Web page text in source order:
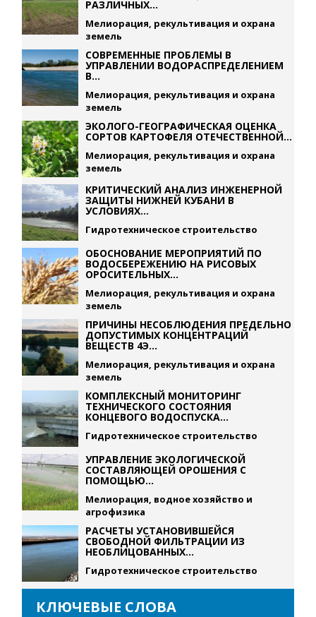
РАЗЛИЧНЫХ...
Мелиорация, рекультивация и охрана
земель
СОВРЕМЕННЫЕ ПРОБЛЕМЫ В
УПРАВЛЕНИИ ВОДОРАСПРЕДЕЛЕНИЕМ
В...
Мелиорация, рекультивация и охрана
земель
ЭКОЛОГО-ГЕОГРАФИЧЕСКАЯ ОЦЕНКА
СОРТОВ КАРТОФЕЛЯ ОТЕЧЕСТВЕННОЙ...
Мелиорация, рекультивация и охрана
земель
КРИТИЧЕСКИЙ АНАЛИЗ ИНЖЕНЕРНОЙ
ЗАЩИТЫ НИЖНЕЙ КУБАНИ В
УСЛОВИЯХ...
Гидротехническое строительство
ОБОСНОВАНИЕ МЕРОПРИЯТИЙ ПО
ВОДОСБЕРЕЖЕНИЮ НА РИСОВЫХ
ОРОСИТЕЛЬНЫХ...
Мелиорация, рекультивация и охрана
земель
ПРИЧИНЫ НЕСОБЛЮДЕНИЯ ПРЕДЕЛЬНО
ДОПУСТИМЫХ КОНЦЕНТРАЦИЙ
ВЕЩЕСТВ 4Э...
Мелиорация, рекультивация и охрана
земель
КОМПЛЕКСНЫЙ МОНИТОРИНГ
ТЕХНИЧЕСКОГО СОСТОЯНИЯ
КОНЦЕВОГО ВОДОСПУСКА...
Гидротехническое строительство
УПРАВЛЕНИЕ ЭКОЛОГИЧЕСКОЙ
СОСТАВЛЯЮЩЕЙ ОРОШЕНИЯ С
ПОМОЩЬЮ...
Мелиорация, водное хозяйство и
агрофизика
РАСЧЕТЫ УСТАНОВИВШЕЙСЯ
СВОБОДНОЙ ФИЛЬТРАЦИИ ИЗ
НЕОБЛИЦОВАННЫХ...
Гидротехническое строительство
КЛЮЧЕВЫЕ СЛОВА